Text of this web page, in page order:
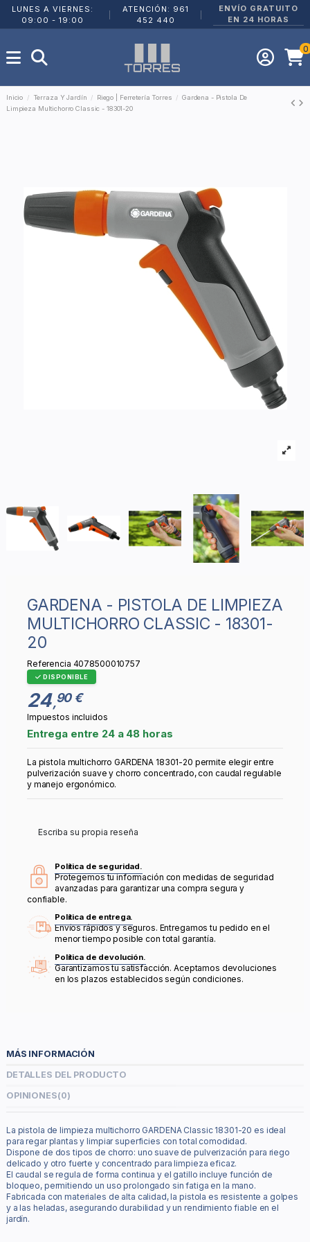
LUNES A VIERNES:
09:00 - 19:00
ATENCIÓN: 961
452 440
ENVÍO GRATUITO
EN 24 HORAS
0
Inicio Terraza Y Jardín Riego | Ferretería Torres
Gardena - Pistola De
Limpieza Multichorro Classic - 18301-20
GARDENA - PISTOLA DE LIMPIEZA
MULTICHORRO CLASSIC - 18301-
20
Referencia 4078500010757
DISPONIBLE
24 ,90 €
Impuestos incluidos
Entrega entre 24 a 48 horas
La pistola multichorro GARDENA 18301-20 permite elegir entre
pulverización suave y chorro concentrado, con caudal regulable
y manejo ergonómico.
Escriba su propia reseña
Política de seguridad.
Protegemos tu información con medidas de seguridad
avanzadas para garantizar una compra segura y
confiable.
Política de entrega.
Envíos rápidos y seguros. Entregamos tu pedido en el
menor tiempo posible con total garantía.
Política de devolución.
Garantizamos tu satisfacción. Aceptamos devoluciones
en los plazos establecidos según condiciones.
MÁS INFORMACIÓN
DETALLES DEL PRODUCTO
OPINIONES(0)
La pistola de limpieza multichorro GARDENA Classic 18301-20 es ideal
para regar plantas y limpiar superficies con total comodidad.
Dispone de dos tipos de chorro: uno suave de pulverización para riego
delicado y otro fuerte y concentrado para limpieza eficaz.
El caudal se regula de forma continua y el gatillo incluye función de
bloqueo, permitiendo un uso prolongado sin fatiga en la mano.
Fabricada con materiales de alta calidad, la pistola es resistente a golpes
y a las heladas, asegurando durabilidad y un rendimiento fiable en el
jardín.